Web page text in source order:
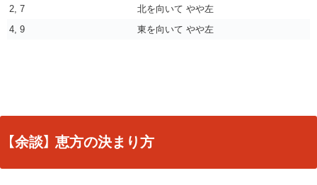
2, 7
北を向いて やや左
4, 9
東を向いて やや左
【余談】 恵方の決まり方